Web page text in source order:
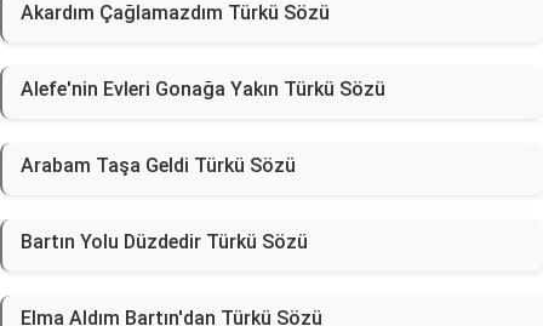
Akardım Çağlamazdım Türkü Sözü
Alefe'nin Evleri Gonağa Yakın Türkü Sözü
Arabam Taşa Geldi Türkü Sözü
Bartın Yolu Düzdedir Türkü Sözü
Elma Aldım Bartın'dan Türkü Sözü